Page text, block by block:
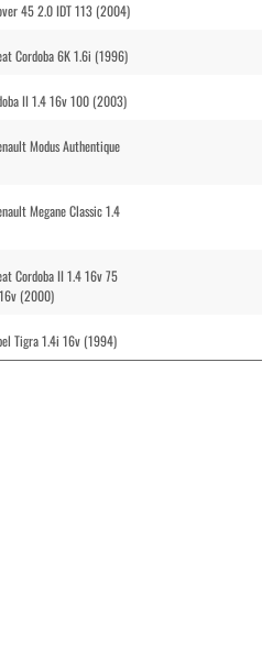
45 2.0 IDT 113 (2004)
Cordoba 6K 1.6i (1996)
II 1.4 16v 100 (2003)
Modus Authentique
Megane Classic 1.4
Cordoba II 1.4 16v 75
(2000)
Tigra 1.4i 16v (1994)